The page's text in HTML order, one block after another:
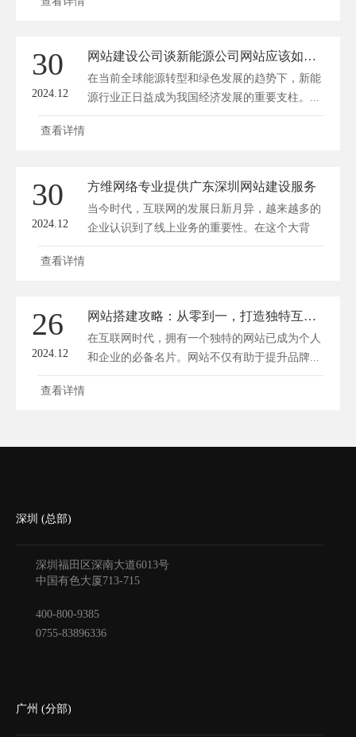
30
2024.12
网站建设公司谈新能源公司网站应该如何改版？
在当前全球能源转型和绿色发展的趋势下，新能
源行业正日益成为我国经济发展的重要支柱。...
查看详情
30
2024.12
方维网络专业提供广东深圳网站建设服务
当今时代，互联网的发展日新月异，越来越多的
企业认识到了线上业务的重要性。在这个大背
景...
查看详情
26
2024.12
网站搭建攻略：从零到一，打造独特互联网名片
在互联网时代，拥有一个独特的网站已成为个人
和企业的必备名片。网站不仅有助于提升品牌...
查看详情
深圳 (总部)
深圳福田区深南大道6013号
中国有色大厦713-715
400-800-9385
0755-83896336
广州 (分部)